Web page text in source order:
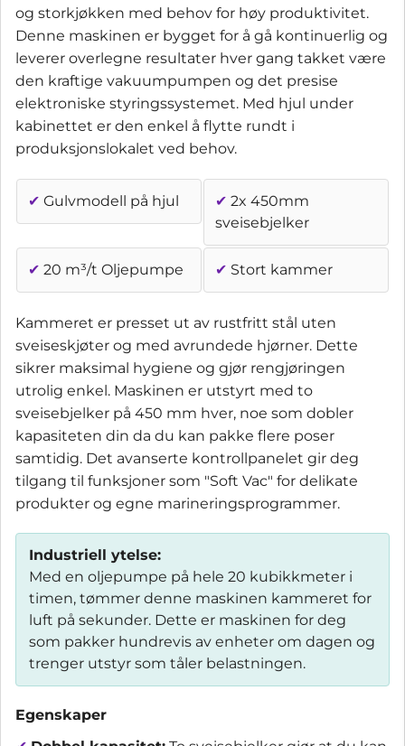
og storkjøkken med behov for høy produktivitet.
Denne maskinen er bygget for å gå kontinuerlig og
leverer overlegne resultater hver gang takket være
den kraftige vakuumpumpen og det presise
elektroniske styringssystemet. Med hjul under
kabinettet er den enkel å flytte rundt i
produksjonslokalet ved behov.
✔ Gulvmodell på hjul ✔ 2x 450mm
sveisebjelker
✔ 20 m³/t Oljepumpe ✔ Stort kammer
Kammeret er presset ut av rustfritt stål uten
sveiseskjøter og med avrundede hjørner. Dette
sikrer maksimal hygiene og gjør rengjøringen
utrolig enkel. Maskinen er utstyrt med to
sveisebjelker på 450 mm hver, noe som dobler
kapasiteten din da du kan pakke flere poser
samtidig. Det avanserte kontrollpanelet gir deg
tilgang til funksjoner som "Soft Vac" for delikate
produkter og egne marineringsprogrammer.
Industriell ytelse:
Med en oljepumpe på hele 20 kubikkmeter i
timen, tømmer denne maskinen kammeret for
luft på sekunder. Dette er maskinen for deg
som pakker hundrevis av enheter om dagen og
trenger utstyr som tåler belastningen.
Egenskaper